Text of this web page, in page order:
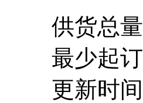
供货总量
最少起订
更新时间